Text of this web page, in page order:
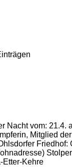
Nacht vom:
Mitglied
Etter-Kehre